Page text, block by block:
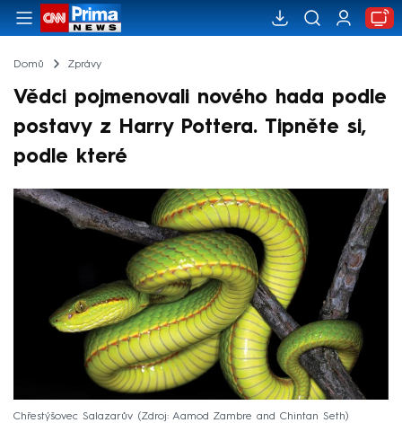
Domů Zprávy
Vědci pojmenovali nového hada podle
postavy z Harry Pottera. Tipněte si,
podle které
Chřestýšovec Salazarův Zdroj: Aamod Zambre and Chintan Seth